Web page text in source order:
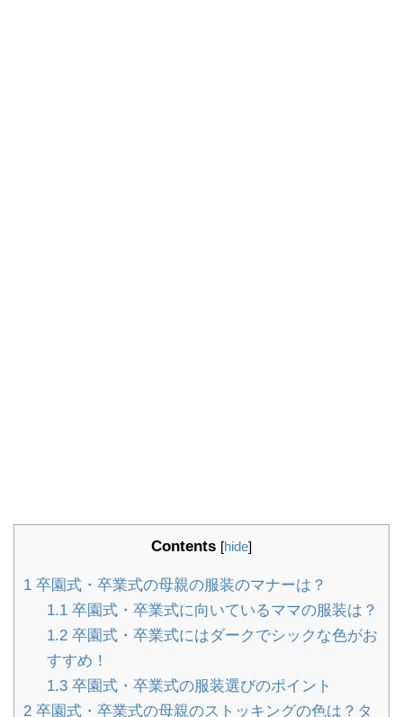
Contents [hide]
1 卒園式・卒業式の母親の服装のマナーは？
1.1卒園式・卒業式に向いているママの服装は？
1.2卒園式・卒業式にはダークでシックな色がお
すすめ！
1.3卒園式・卒業式の服装選びのポイント
2 卒園式・卒業式の母親のストッキングの色は？タ